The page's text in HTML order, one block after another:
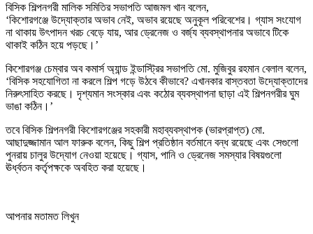
বিসিক শিল্পনগরী মালিক সমিতির সভাপতি আজমল খান বলেন,
‘কিশোরগঞ্জে উদ্যোক্তার অভাব নেই, অভাব রয়েছে অনুকূল পরিবেশের। গ্যাস সংযোগ
না থাকায় উৎপাদন খরচ বেড়ে যায়, আর ড্রেনেজ ও বর্জ্য ব্যবস্থাপনার অভাবে টিকে
থাকাই কঠিন হয়ে পড়ছে।’
কিশোরগঞ্জ চেম্বার অব কমার্স অ্যান্ড ইন্ডাস্ট্রির সভাপতি মো. মুজিবুর রহমান বেলাল বলেন,
‘বিসিক সহযোগিতা না করলে শিল্প গড়ে উঠবে কীভাবে? এখানকার বাস্তবতা উদ্যোক্তাদের
নিরুৎসাহিত করছে। দৃশ্যমান সংস্কার এবং কঠোর ব্যবস্থাপনা ছাড়া এই শিল্পনগরীর ঘুম
ভাঙা কঠিন।’
তবে বিসিক শিল্পনগরী কিশোরগঞ্জের সহকারী মহাব্যবস্থাপক (ভারপ্রাপ্ত) মো.
আছাদুজ্জামান আল ফারুক বলেন, কিছু শিল্প প্রতিষ্ঠান বর্তমানে বন্ধ রয়েছে এবং সেগুলো
পুনরায় চালুর উদ্যোগ নেওয়া হয়েছে। গ্যাস, পানি ও ড্রেনেজ সমস্যার বিষয়গুলো
ঊর্ধ্বতন কর্তৃপক্ষকে অবহিত করা হয়েছে।
আপনার মতামত লিখুন